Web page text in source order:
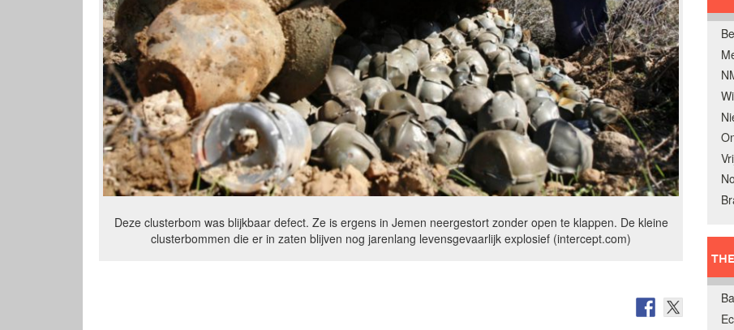
Deze clusterbom was blijkbaar defect. Ze is ergens in Jemen neergestort zonder open te klappen. De kleine
clusterbommen die er in zaten blijven nog jarenlang levensgevaarlijk explosief (intercept.com)